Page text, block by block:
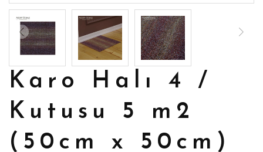
Karo Halı 4 /
Kutusu 5 m2
(50cm x 50cm)